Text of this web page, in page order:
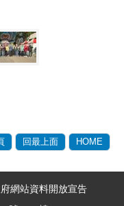
回最上面 HOME
網站資料開放宣告